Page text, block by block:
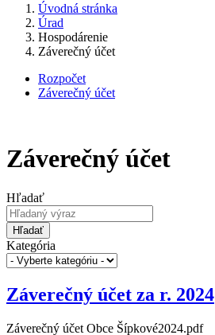
Úvodná stránka
Úrad
Hospodárenie
Záverečný účet
Rozpočet
Záverečný účet
Záverečný účet
Hľadať
Hľadať
Kategória
Záverečný účet za r. 2024
Záverečný účet Obce Šípkové2024.pdf